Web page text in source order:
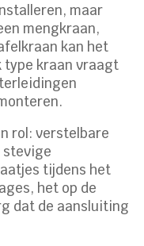
maar
mengkraan,
kan het
type kraan vraagt
rol: verstelbare
stevige
tijdens het
het op de
dat de aansluiting